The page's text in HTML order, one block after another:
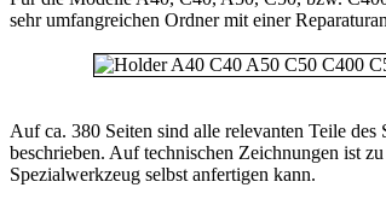
sehr umfangreichen Ordner mit einer
Auf ca. 380 Seiten sind alle relevanten Teile des
beschrieben. Auf technischen Zeichnungen ist
Spezialwerkzeug selbst anfertigen kann.